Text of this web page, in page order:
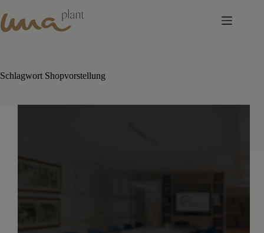
to
content
Schlagwort Shopvorstellung